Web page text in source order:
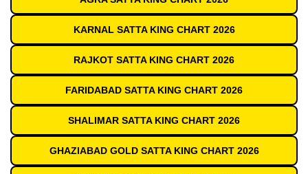
KARNAL SATTA KING CHART 2026
RAJKOT SATTA KING CHART 2026
FARIDABAD SATTA KING CHART 2026
SHALIMAR SATTA KING CHART 2026
GHAZIABAD GOLD SATTA KING CHART 2026